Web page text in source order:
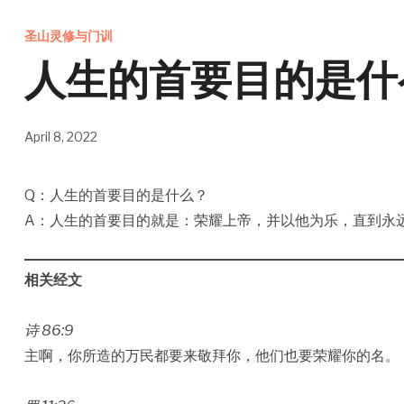
圣山灵修与门训
人生的首要目的是什
April 8, 2022
Q：人生的首要目的是什么？
A：人生的首要目的就是：荣耀上帝，并以他为乐，直到永远
相关经文
诗 86:9
主啊，你所造的万民都要来敬拜你，他们也要荣耀你的名。